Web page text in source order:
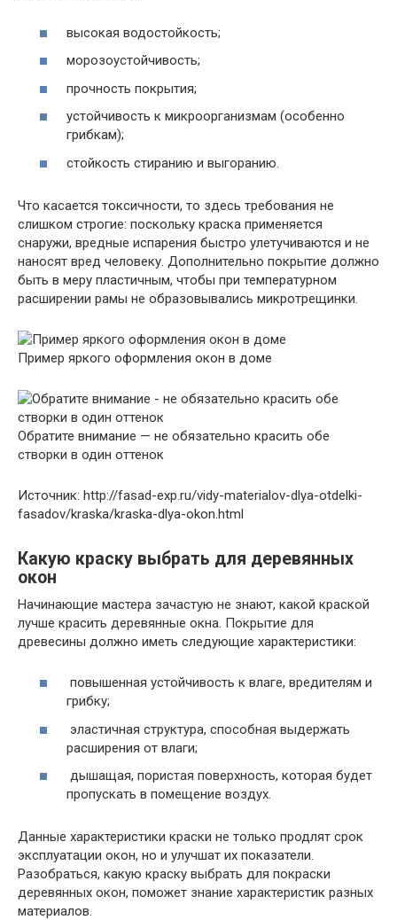
высокая водостойкость;
морозоустойчивость;
прочность покрытия;
устойчивость к микроорганизмам (особенно
грибкам);
стойкость стиранию и выгоранию.
Что касается токсичности, то здесь требования не
слишком строгие: поскольку краска применяется
снаружи, вредные испарения быстро улетучиваются и не
наносят вред человеку. Дополнительно покрытие должно
быть в меру пластичным, чтобы при температурном
расширении рамы не образовывались микротрещинки.
Пример яркого оформления окон в доме
Обратите внимание — не обязательно красить обе
створки в один оттенок
Источник: http://fasad-exp.ru/vidy-materialov-dlya-otdelki-
fasadov/kraska/kraska-dlya-okon.html
Какую краску выбрать для деревянных
окон
Начинающие мастера зачастую не знают, какой краской
лучше красить деревянные окна. Покрытие для
древесины должно иметь следующие характеристики:
повышенная устойчивость к влаге, вредителям и
грибку;
эластичная структура, способная выдержать
расширения от влаги;
дышащая, пористая поверхность, которая будет
пропускать в помещение воздух.
Данные характеристики краски не только продлят срок
эксплуатации окон, но и улучшат их показатели.
Разобраться, какую краску выбрать для покраски
деревянных окон, поможет знание характеристик разных
материалов.